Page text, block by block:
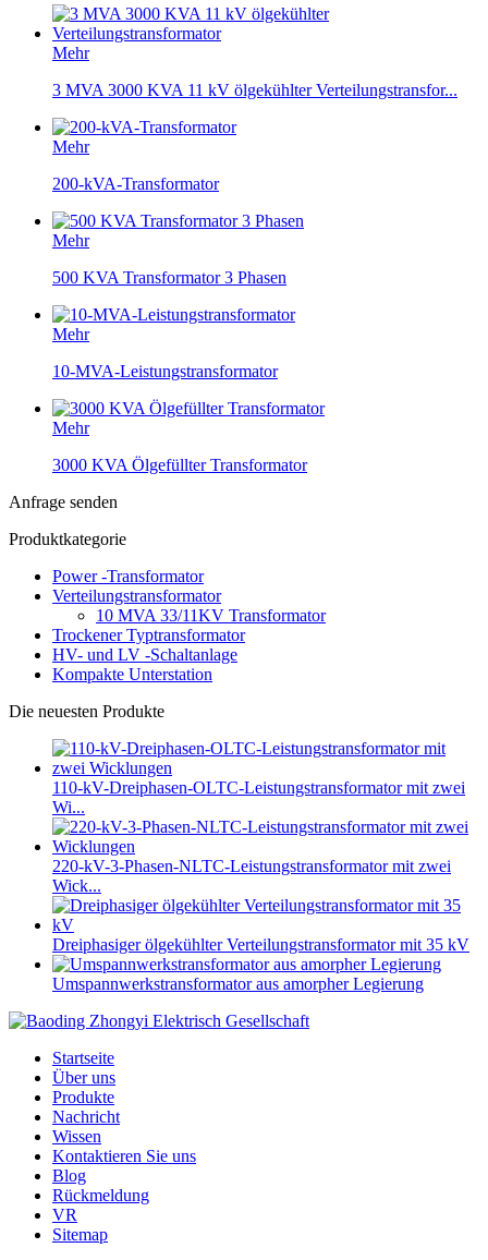
Mehr
3 MVA 3000 KVA 11 kV ölgekühlter Verteilungstransfor...
Mehr
200-kVA-Transformator
Mehr
500 KVA Transformator 3 Phasen
Mehr
10-MVA-Leistungstransformator
Mehr
3000 KVA Ölgefüllter Transformator
Anfrage senden
Produktkategorie
Power -Transformator
Verteilungstransformator
10 MVA 33/11KV Transformator
Trockener Typtransformator
HV- und LV -Schaltanlage
Kompakte Unterstation
Die neuesten Produkte
110-kV-Dreiphasen-OLTC-Leistungstransformator mit zwei
Wi...
220-kV-3-Phasen-NLTC-Leistungstransformator mit zwei
Wick...
Dreiphasiger ölgekühlter Verteilungstransformator mit 35 kV
Umspannwerkstransformator aus amorpher Legierung
Startseite
Über uns
Produkte
Nachricht
Wissen
Kontaktieren Sie uns
Blog
Rückmeldung
VR
Sitemap